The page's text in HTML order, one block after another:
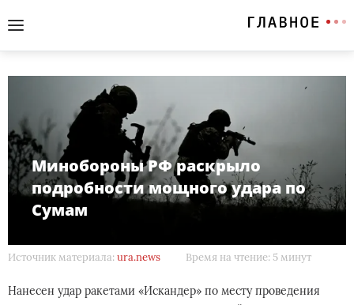
Минобороны РФ раскрыло
подробности мощного удара по
Сумам
Источник материала: ura.news Время на чтение: 5 минут
Нанесен удар ракетами «Искандер» по месту проведения